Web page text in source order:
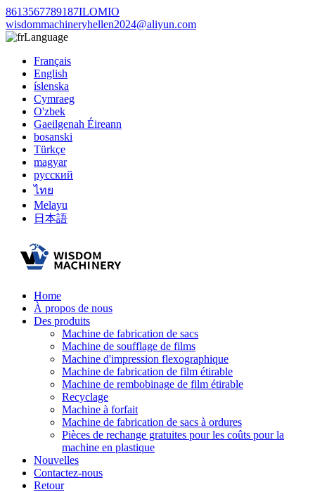
8613567789187ILOMIO
wisdommachineryhellen2024@aliyun.com
Language
Français
English
íslenska
Cymraeg
O'zbek
Gaeilgenah Éireann
bosanski
Türkçe
magyar
русский
ไทย
Melayu
日本語
Home
À propos de nous
Des produits
Machine de fabrication de sacs
Machine de soufflage de films
Machine d'impression flexographique
Machine de fabrication de film étirable
Machine de rembobinage de film étirable
Recyclage
Machine à forfait
Machine de fabrication de sacs à ordures
Pièces de rechange gratuites pour les coûts pour la
machine en plastique
Nouvelles
Contactez-nous
Retour